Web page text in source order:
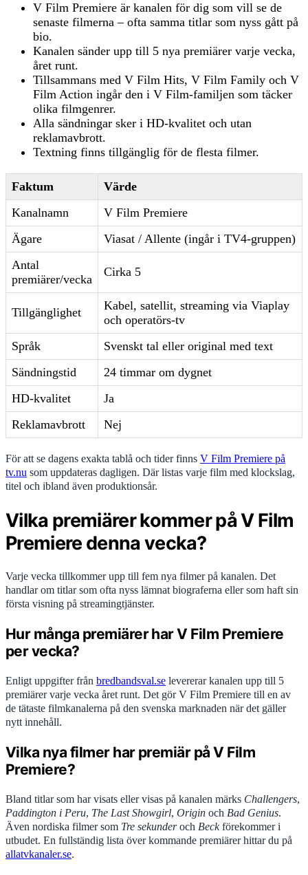
V Film Premiere är kanalen för dig som vill se de
senaste filmerna – ofta samma titlar som nyss gått på
bio.
Kanalen sänder upp till 5 nya premiärer varje vecka,
året runt.
Tillsammans med V Film Hits, V Film Family och V
Film Action ingår den i V Film-familjen som täcker
olika filmgenrer.
Alla sändningar sker i HD-kvalitet och utan
reklamavbrott.
Textning finns tillgänglig för de flesta filmer.
Faktum
Värde
Kanalnamn
V Film Premiere
Ägare
Viasat / Allente (ingår i TV4-gruppen)
Antal
premiärer/vecka
Cirka 5
Tillgänglighet
Kabel, satellit, streaming via Viaplay
och operatörs-tv
Språk
Svenskt tal eller original med text
Sändningstid
24 timmar om dygnet
HD-kvalitet
Ja
Reklamavbrott
Nej
För att se dagens exakta tablå och tider finns V Film Premiere på
tv.nu som uppdateras dagligen. Där listas varje film med klockslag,
titel och ibland även produktionsår.
Vilka premiärer kommer på V Film
Premiere denna vecka?
Varje vecka tillkommer upp till fem nya filmer på kanalen. Det
handlar om titlar som ofta nyss lämnat biograferna eller som haft sin
första visning på streamingtjänster.
Hur många premiärer har V Film Premiere
per vecka?
Enligt uppgifter från bredbandsval.se levererar kanalen upp till 5
premiärer varje vecka året runt. Det gör V Film Premiere till en av
de tätaste filmkanalerna på den svenska marknaden när det gäller
nytt innehåll.
Vilka nya filmer har premiär på V Film
Premiere?
Bland titlar som har visats eller visas på kanalen märks Challengers,
Paddington i Peru, The Last Showgirl, Origin och Bad Genius.
Även nordiska filmer som Tre sekunderoch Beckförekommer i
utbudet. En fullständig lista över kommande premiärer hittar du på
allatvkanaler.se.